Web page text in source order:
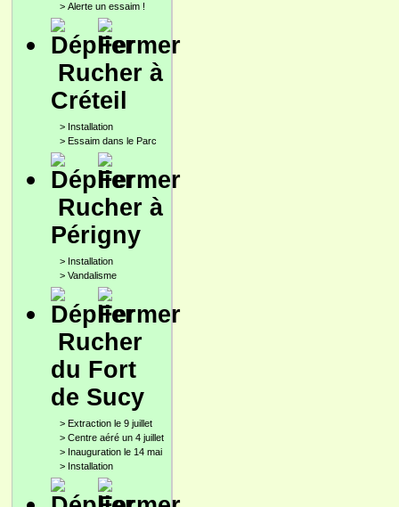
> Alerte un essaim !
Rucher à
Créteil
> Installation
> Essaim dans le Parc
Rucher à
Périgny
> Installation
> Vandalisme
Rucher
du Fort
de Sucy
> Extraction le 9 juillet
> Centre aéré un 4 juillet
> Inauguration le 14 mai
> Installation